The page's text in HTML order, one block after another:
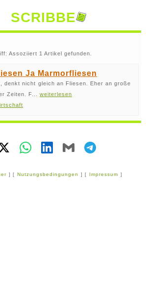
SCRIBBE
Assoziiert 1 Artikel gefunden.
Ja Marmorfliesen
denkt nicht gleich an Fliesen. Eher an große
Zeiten. F... weiterlesen
] [ Nutzungsbedingungen ] [ Impressum ]